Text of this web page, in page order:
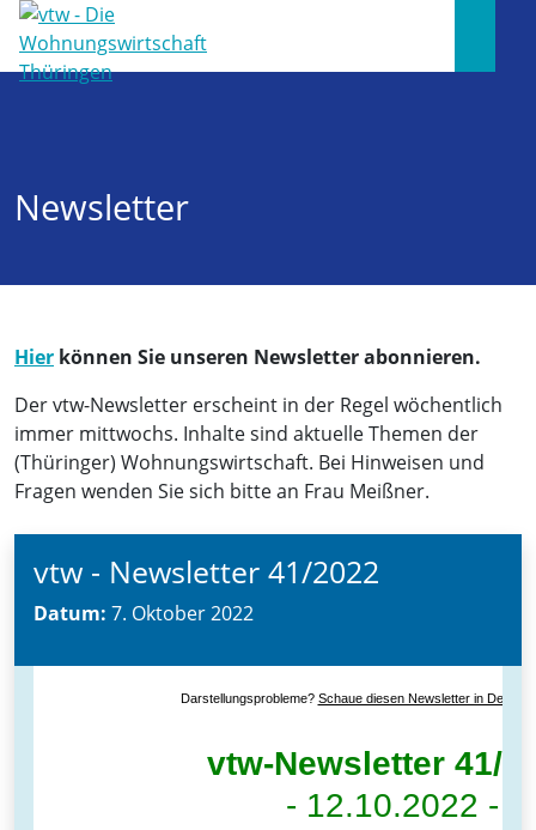
Newsletter
Hier können Sie unseren Newsletter abonnieren.
Der vtw-Newsletter erscheint in der Regel wöchentlich
immer mittwochs. Inhalte sind aktuelle Themen der
(Thüringer) Wohnungswirtschaft. Bei Hinweisen und
Fragen wenden Sie sich bitte an Frau Meißner.
vtw - Newsletter 41/2022
Datum: 7. Oktober 2022